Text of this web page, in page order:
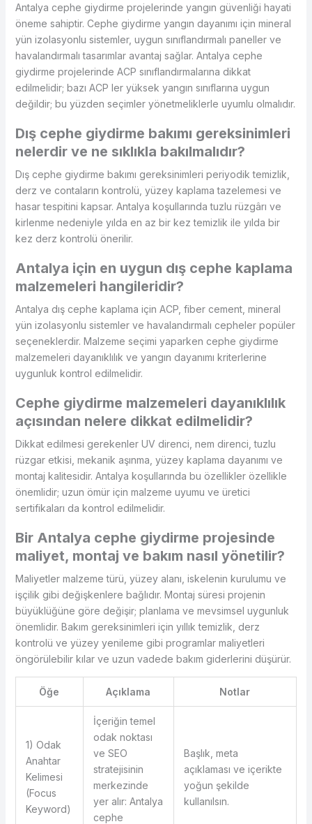
Antalya cephe giydirme projelerinde yangın güvenliği hayati
öneme sahiptir. Cephe giydirme yangın dayanımı için mineral
yün izolasyonlu sistemler, uygun sınıflandırmalı paneller ve
havalandırmalı tasarımlar avantaj sağlar. Antalya cephe
giydirme projelerinde ACP sınıflandırmalarına dikkat
edilmelidir; bazı ACP ler yüksek yangın sınıflarına uygun
değildir; bu yüzden seçimler yönetmeliklerle uyumlu olmalıdır.
Dış cephe giydirme bakımı gereksinimleri
nelerdir ve ne sıklıkla bakılmalıdır?
Dış cephe giydirme bakımı gereksinimleri periyodik temizlik,
derz ve contaların kontrolü, yüzey kaplama tazelemesi ve
hasar tespitini kapsar. Antalya koşullarında tuzlu rüzgârı ve
kirlenme nedeniyle yılda en az bir kez temizlik ile yılda bir
kez derz kontrolü önerilir.
Antalya için en uygun dış cephe kaplama
malzemeleri hangileridir?
Antalya dış cephe kaplama için ACP, fiber cement, mineral
yün izolasyonlu sistemler ve havalandırmalı cepheler popüler
seçeneklerdir. Malzeme seçimi yaparken cephe giydirme
malzemeleri dayanıklılık ve yangın dayanımı kriterlerine
uygunluk kontrol edilmelidir.
Cephe giydirme malzemeleri dayanıklılık
açısından nelere dikkat edilmelidir?
Dikkat edilmesi gerekenler UV direnci, nem direnci, tuzlu
rüzgar etkisi, mekanik aşınma, yüzey kaplama dayanımı ve
montaj kalitesidir. Antalya koşullarında bu özellikler özellikle
önemlidir; uzun ömür için malzeme uyumu ve üretici
sertifikaları da kontrol edilmelidir.
Bir Antalya cephe giydirme projesinde
maliyet, montaj ve bakım nasıl yönetilir?
Maliyetler malzeme türü, yüzey alanı, iskelenin kurulumu ve
işçilik gibi değişkenlere bağlıdır. Montaj süresi projenin
büyüklüğüne göre değişir; planlama ve mevsimsel uygunluk
önemlidir. Bakım gereksinimleri için yıllık temizlik, derz
kontrolü ve yüzey yenileme gibi programlar maliyetleri
öngörülebilir kılar ve uzun vadede bakım giderlerini düşürür.
Öğe Açıklama Notlar
1) Odak
Anahtar
Kelimesi
(Focus
Keyword)
İçeriğin temel
odak noktası
ve SEO
stratejisinin
merkezinde
yer alır: Antalya
cephe
Başlık, meta
açıklaması ve içerikte
yoğun şekilde
kullanılsın.